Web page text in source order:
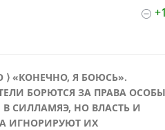
+1
⟩ «КОНЕЧНО, Я БОЮСЬ».
БОРЮТСЯ ЗА ПРАВА
В СИЛЛАМЯЭ, НО ВЛАСТЬ И
ИГНОРИРУЮТ ИХ